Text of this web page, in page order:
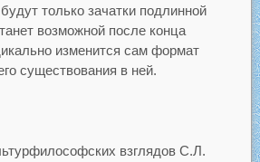
только зачатки подлинной
возможной после конца
изменится сам формат
существования в ней.
взглядов С.Л.